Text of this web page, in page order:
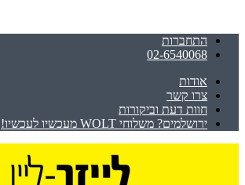
התחברות
02-6540068
אודות
צרו קשר
חוות דעת וביקורות
ירושלמים? משלוחי WOLT מעכשיו לעכשיו!